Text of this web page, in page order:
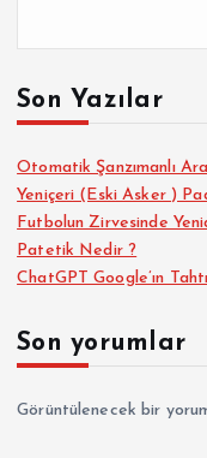
Son Yazılar
Otomatik Şanzımanlı
Yeniçeri (Eski Asker )
Futbolun Zirvesinde
Patetik Nedir ?
ChatGPT Google’ın
Son yorumlar
Görüntülenecek bir